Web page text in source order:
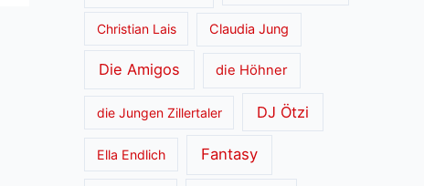
Christian Lais Claudia Jung
Die Amigos die Höhner
die Jungen Zillertaler DJ Ötzi
Ella Endlich Fantasy